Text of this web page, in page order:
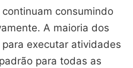
consumindo
A maioria dos
executar atividades
para todas as